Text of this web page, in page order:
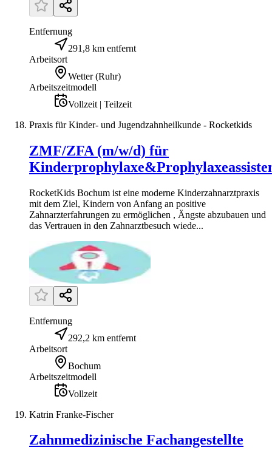
Entfernung
291,8 km entfernt
Arbeitsort
Wetter (Ruhr)
Arbeitszeitmodell
Vollzeit | Teilzeit
Praxis für Kinder- und Jugendzahnheilkunde - Rocketkids
ZMF/ZFA (m/w/d) für
RocketKids Bochum ist eine moderne Kinderzahnarztpraxis
mit dem Ziel, Kindern von Anfang an positive
Zahnarzterfahrungen zu ermöglichen , Ängste abzubauen und
das Vertrauen in den Zahnarztbesuch wiede...
Entfernung
292,2 km entfernt
Arbeitsort
Bochum
Arbeitszeitmodell
Vollzeit
Katrin Franke-Fischer
Zahnmedizinische Fachangestellte